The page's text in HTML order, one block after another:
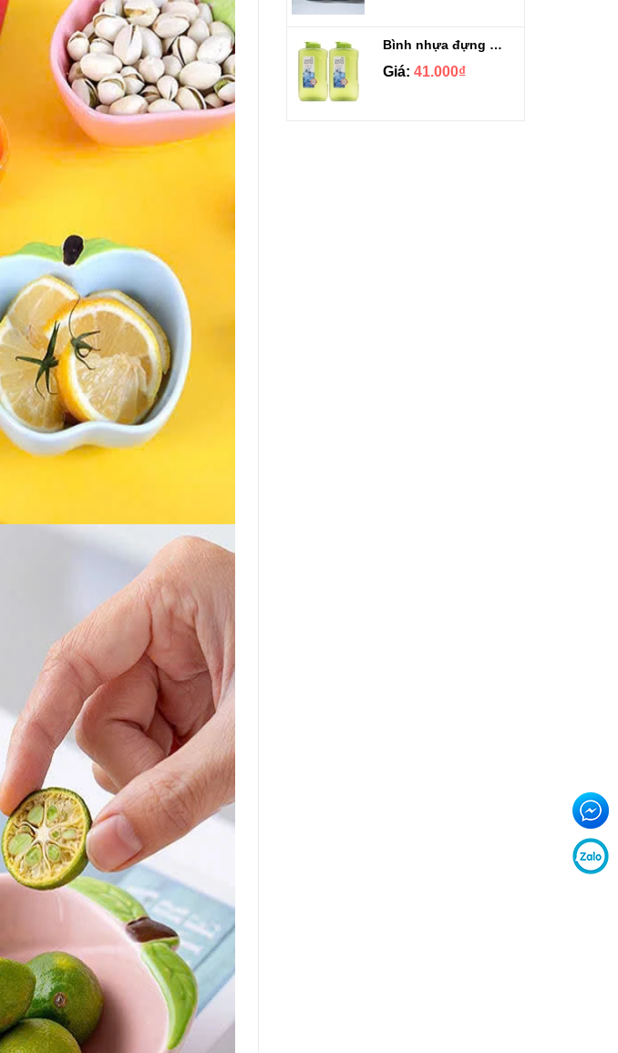
Bình nhựa đựng nước Aqua Lock&Lock 2.1L
Giá: 41.000₫